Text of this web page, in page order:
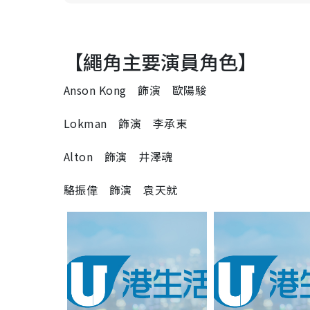
【繩角主要演員角色】
Anson Kong 飾演 歐陽駿
Lokman 飾演 李承東
Alton 飾演 井澤魂
駱振偉 飾演 袁天就